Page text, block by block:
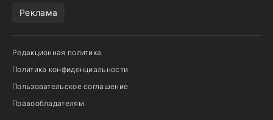
Реклама
Редакционная политика
Политика конфиденциальности
Пользовательское соглашение
Правообладателям